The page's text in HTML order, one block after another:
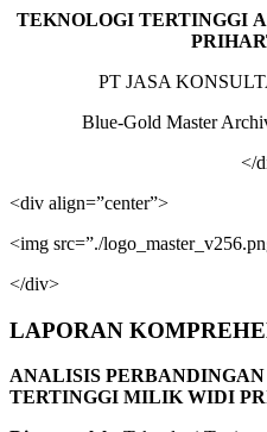
TEKNOLOGI TERTINGGI
PT JASA
Blue-Gold Master
</
<div align=”center”>
<img src=”./
</div>
LAPORAN
ANALISIS
TERTINGGI MILIK WIDI